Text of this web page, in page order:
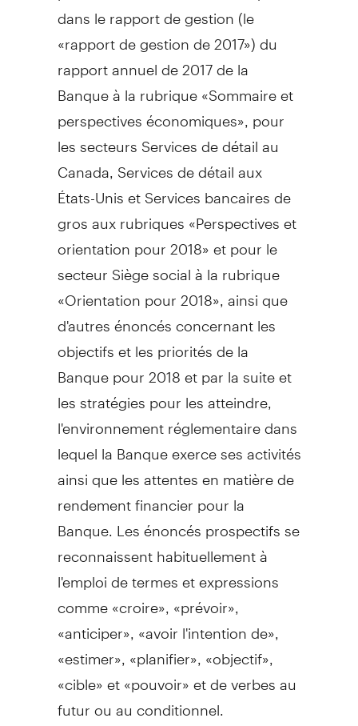
dans le rapport de gestion (le
«rapport de gestion de 2017») du
rapport annuel de 2017 de la
Banque à la rubrique «Sommaire et
perspectives économiques», pour
les secteurs Services de détail au
Canada , Services de détail aux
États-Unis et Services bancaires de
gros aux rubriques «Perspectives et
orientation pour 2018» et pour le
secteur Siège social à la rubrique
«Orientation pour 2018», ainsi que
d'autres énoncés concernant les
objectifs et les priorités de la
Banque pour2018 etpar la suite et
les stratégies pour les atteindre,
l'environnement réglementaire dans
lequel la Banque exerce ses activités
ainsi que les attentes en matière de
rendement financier pour la
Banque. Les énoncés prospectifs se
reconnaissent habituellement à
l'emploi de termes et expressions
comme «croire», «prévoir»,
«anticiper», «avoir l'intention de»,
«estimer», «planifier», «objectif»,
«cible» et «pouvoir» et de verbes au
futur ou au conditionnel.